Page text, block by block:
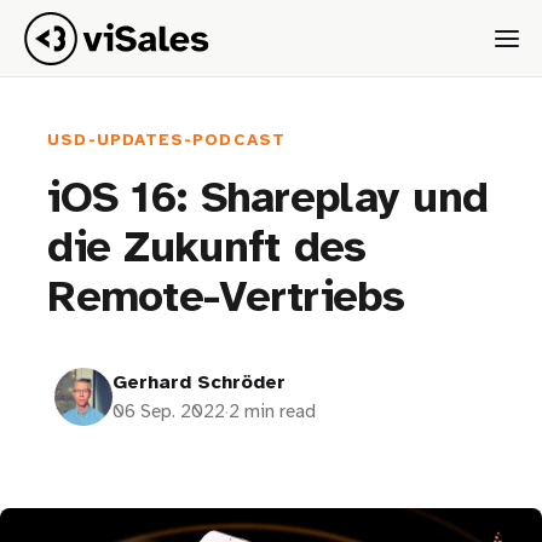
USD-UPDATES-PODCAST
iOS 16: Shareplay und
die Zukunft des
Remote-Vertriebs
Gerhard Schröder
06 Sep. 2022·2 min read